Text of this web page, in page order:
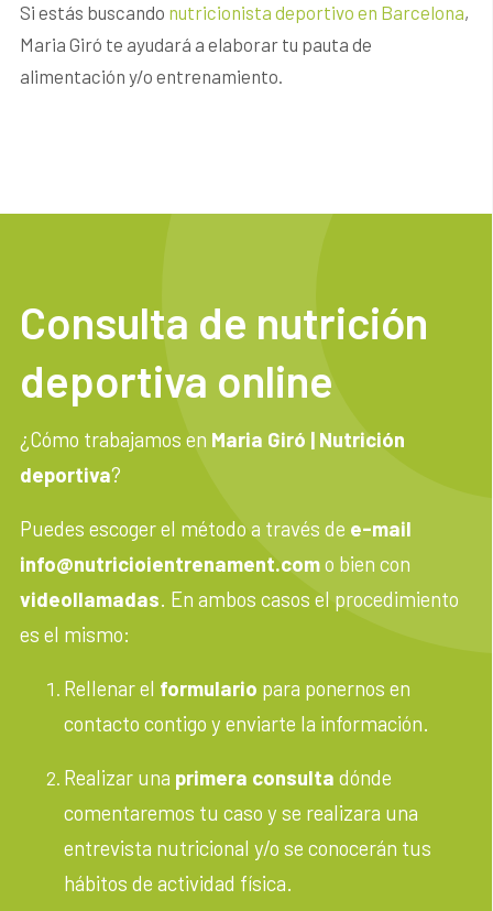
Si estás buscando nutricionista deportivo en Barcelona,
Maria Giró te ayudará a elaborar tu pauta de
alimentación y/o entrenamiento.
Consulta de nutrición
deportiva online
¿Cómo trabajamos en Maria Giró | Nutrición
deportiva?
Puedes escoger el método a través de e-mail
info@nutricioientrenament.como bien con
videollamadas. En ambos casos el procedimiento
es el mismo:
Rellenar el formulario para ponernos en
contacto contigo y enviarte la información.
Realizar una primera consulta dónde
comentaremos tu caso y se realizara una
entrevista nutricional y/o se conocerán tus
hábitos de actividad física.